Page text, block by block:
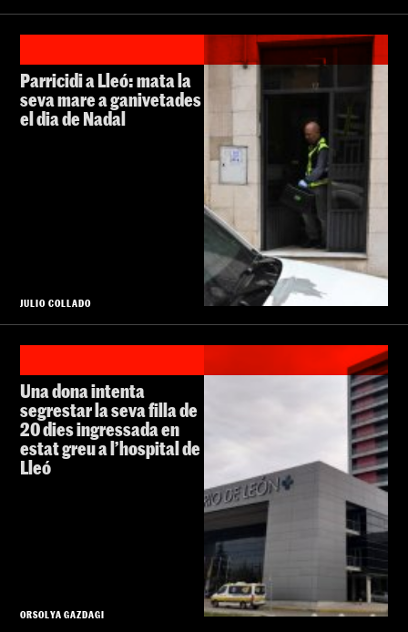
Parricidi a Lleó: mata la
seva mare a ganivetades
el dia de Nadal
JULIO COLLADO
Una dona intenta
segrestar la seva filla de
20 dies ingressada en
estat greu a l’hospital de
Lleó
ORSOLYA GAZDAGI